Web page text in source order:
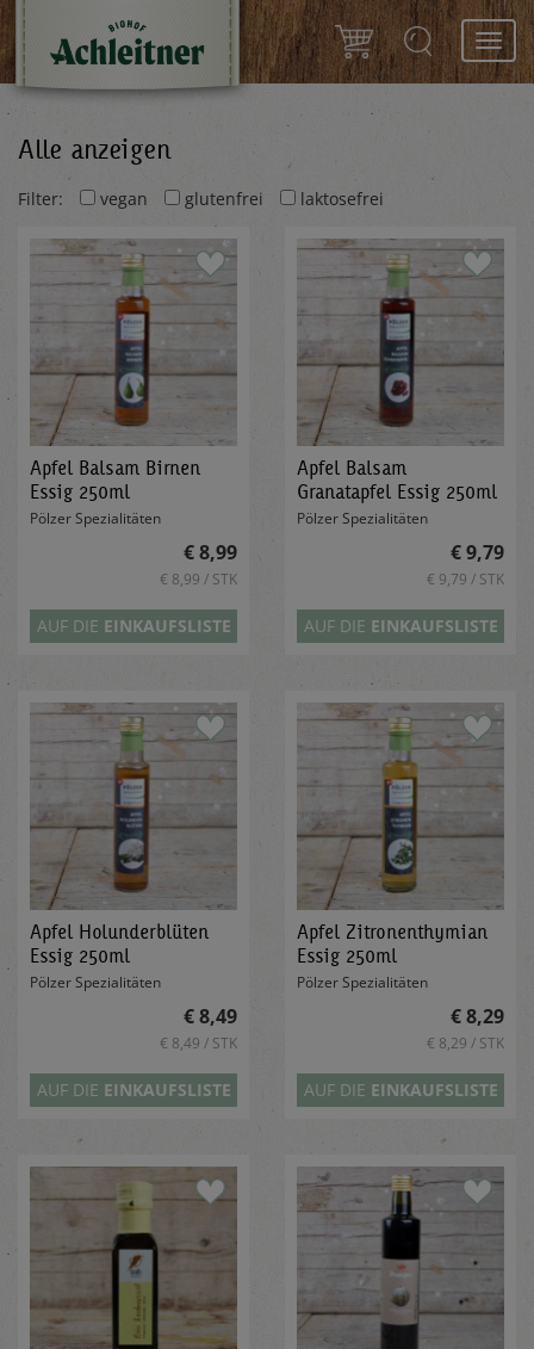
Alle anzeigen
Filter: vegan glutenfrei laktosefrei
Apfel Balsam Birnen
Essig 250ml
Pölzer Spezialitäten
€ 8,99
€ 8,99 / STK
AUF DIE EINKAUFSLISTE
Apfel Balsam
Granatapfel Essig 250ml
Pölzer Spezialitäten
€ 9,79
€ 9,79 / STK
AUF DIE EINKAUFSLISTE
Apfel Holunderblüten
Essig 250ml
Pölzer Spezialitäten
€ 8,49
€ 8,49 / STK
AUF DIE EINKAUFSLISTE
Apfel Zitronenthymian
Essig 250ml
Pölzer Spezialitäten
€ 8,29
€ 8,29 / STK
AUF DIE EINKAUFSLISTE